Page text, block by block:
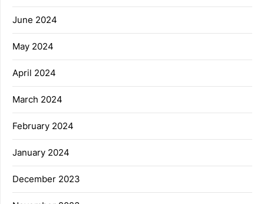
June 2024
May 2024
April 2024
March 2024
February 2024
January 2024
December 2023